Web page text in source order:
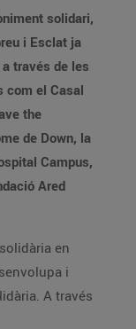
solidari,
the
de Down, la
en
través